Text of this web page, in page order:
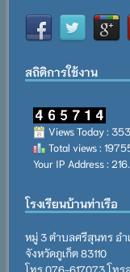
สถิติการใช้งาน
Views Today : 353
Total views :
Your IP Address :
โรงเรียนบ้านท่าเรือ
หมู่ 3 ตำบลศรีสุนทร อำ
จังหวัดภูเก็ต 83110
โทร.076-617073 โทร